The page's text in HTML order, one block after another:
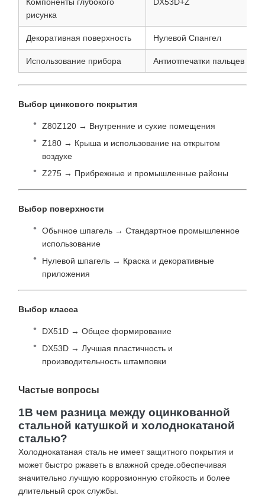
Компоненты глубокого
рисунка
DX53D+Z
Декоративная поверхность Нулевой Спангел
Использование прибора Антиотпечатки пальцев
Выбор цинкового покрытия
Z80Z120 → Внутренние и сухие помещения
Z180 → Крыша и использование на открытом
воздухе
Z275 → Прибрежные и промышленные районы
Выбор поверхности
Обычное шпагель → Стандартное промышленное
использование
Нулевой шпагель → Краска и декоративные
приложения
Выбор класса
DX51D → Общее формирование
DX53D → Лучшая пластичность и
производительность штамповки
Частые вопросы
1В чем разница между оцинкованной
стальной катушкой и холоднокатаной
сталью?
Холоднокатаная сталь не имеет защитного покрытия и
может быстро ржаветь в влажной среде.обеспечивая
значительно лучшую коррозионную стойкость и более
длительный срок службы.